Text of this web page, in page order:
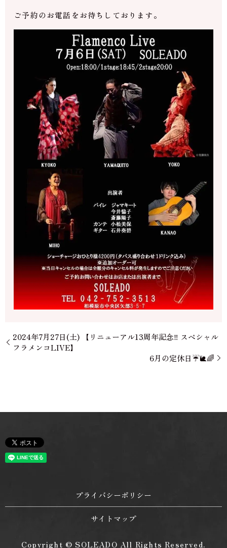
ご予約のお電話をお待ちしております。
2024年7月27日(土) 【リニューアル13周年記念‼ スペシャル
フラメンコLIVE】
6月の定休日☔🐌🌈
プライバシーポリシー
サイトマップ
Copyright © SOLEADO All Rights Reserved.